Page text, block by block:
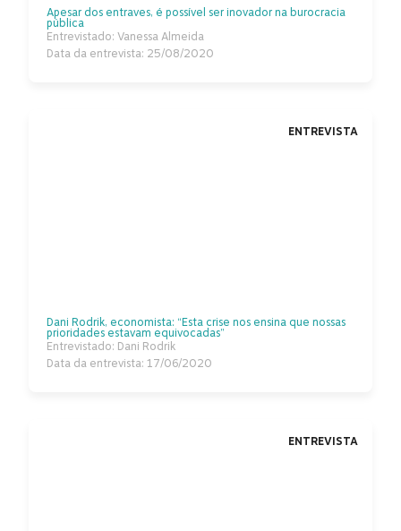
Apesar dos entraves, é possível ser inovador na burocracia
pública
Entrevistado: Vanessa Almeida
Data da entrevista: 25/08/2020
Dani Rodrik, economista: “Esta crise nos ensina que nossas
prioridades estavam equivocadas”
Entrevistado: Dani Rodrik
Data da entrevista: 17/06/2020
ENTREVISTA
ENTREVISTA